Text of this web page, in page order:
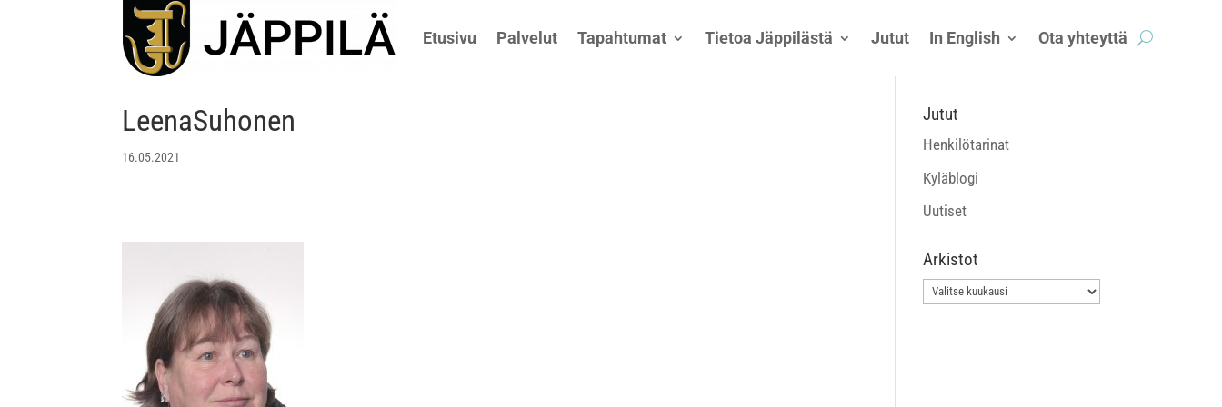
Etusivu Palvelut Tapahtumat Tietoa Jäppilästä Jutut In English Ota yhteyttä
LeenaSuhonen
16.05.2021
Jutut
Henkilötarinat
Kyläblogi
Uutiset
Arkistot
Arkistot